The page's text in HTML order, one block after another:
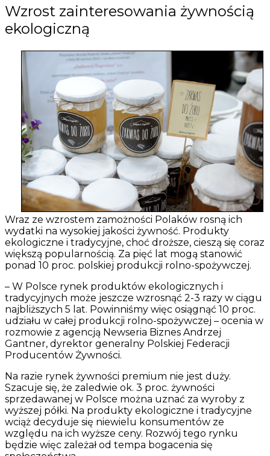
Wzrost zainteresowania żywnością
ekologiczną
Wraz ze wzrostem zamożności Polaków rosną ich
wydatki na wysokiej jakości żywność. Produkty
ekologiczne i tradycyjne, choć droższe, cieszą się coraz
większą popularnością. Za pięć lat mogą stanowić
ponad 10 proc. polskiej produkcji rolno-spożywczej.
– W Polsce rynek produktów ekologicznych i
tradycyjnych może jeszcze wzrosnąć 2-3 razy w ciągu
najbliższych 5 lat. Powinniśmy więc osiągnąć 10 proc.
udziału w całej produkcji rolno-spożywczej – ocenia w
rozmowie z agencją Newseria Biznes Andrzej
Gantner, dyrektor generalny Polskiej Federacji
Producentów Żywności.
Na razie rynek żywności premium nie jest duży.
Szacuje się, że zaledwie ok. 3 proc. żywności
sprzedawanej w Polsce można uznać za wyroby z
wyższej półki. Na produkty ekologiczne i tradycyjne
wciąż decyduje się niewielu konsumentów ze
względu na ich wyższe ceny. Rozwój tego rynku
będzie więc zależał od tempa bogacenia się